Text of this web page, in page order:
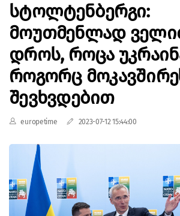
Სტოლტენბერგი:
Მოუთმენლად
Დროს, Როცა
Როგორც
Შევხვდებით
europetime 2023-07-12 15:44:00